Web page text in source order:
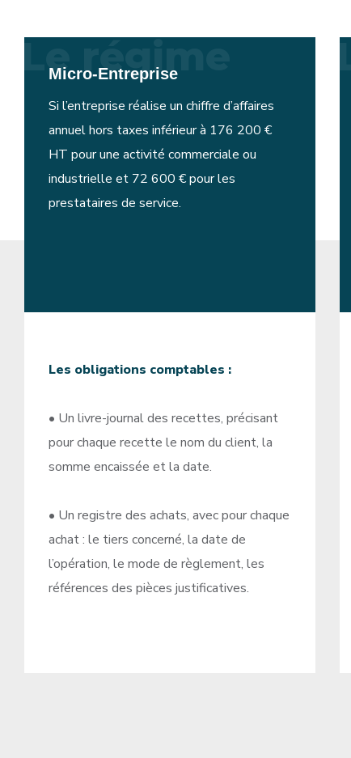
Le régime
Micro-Entreprise
Si l’entreprise réalise un chiffre d’affaires
annuel hors taxes inférieur à 176 200 €
HT pour une activité commerciale ou
industrielle et 72 600 € pour les
prestataires de service.
Les obligations comptables :
• Un livre-journal des recettes, précisant
pour chaque recette le nom du client, la
somme encaissée et la date.
• Un registre des achats, avec pour chaque
achat : le tiers concerné, la date de
l’opération, le mode de règlement, les
références des pièces justificatives.